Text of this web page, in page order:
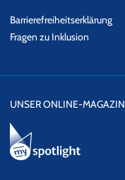
Barrierefreiheitserklärung
Fragen zu Inklusion
UNSER ONLINE-MAGAZIN